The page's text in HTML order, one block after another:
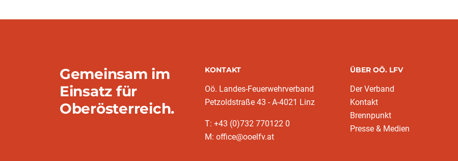
Gemeinsam im
Einsatz für
Oberösterreich.
KONTAKT
Oö. Landes-Feuerwehrverband
Petzoldstraße 43 - A-4021 Linz
T: +43 (0)732 770122 0
M: office@ooelfv.at
ÜBER OÖ. LFV
Der Verband
Kontakt
Brennpunkt
Presse & Medien